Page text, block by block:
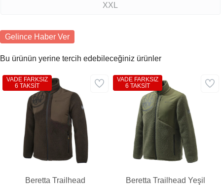
XXL
Gelince Haber Ver
Bu ürünün yerine tercih edebileceğiniz ürünler
Beretta Trailhead
VADE FARKSIZ
6 TAKSİT
Beretta Trailhead Yeşil
VADE FARKSIZ
6 TAKSİT